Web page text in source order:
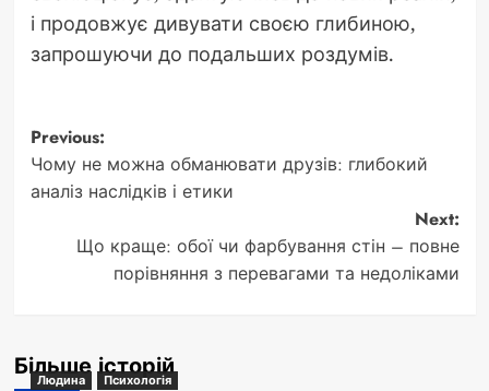
і продовжує дивувати своєю глибиною,
запрошуючи до подальших роздумів.
Post
navigation
Previous:
Чому не можна обманювати друзів: глибокий
аналіз наслідків і етики
Next:
Що краще: обої чи фарбування стін – повне
порівняння з перевагами та недоліками
Більше історій
Людина Психологія